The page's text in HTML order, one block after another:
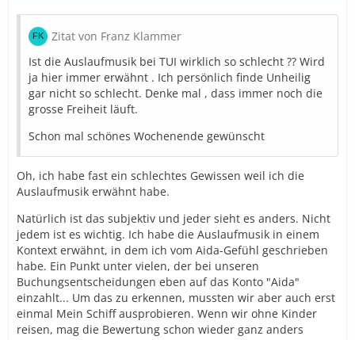
Zitat von Franz Klammer
Ist die Auslaufmusik bei TUI wirklich so schlecht ?? Wird
ja hier immer erwähnt . Ich persönlich finde Unheilig
gar nicht so schlecht. Denke mal , dass immer noch die
grosse Freiheit läuft.
Schon mal schönes Wochenende gewünscht
Oh, ich habe fast ein schlechtes Gewissen weil ich die
Auslaufmusik erwähnt habe.
Natürlich ist das subjektiv und jeder sieht es anders. Nicht
jedem ist es wichtig. Ich habe die Auslaufmusik in einem
Kontext erwähnt, in dem ich vom Aida-Gefühl geschrieben
habe. Ein Punkt unter vielen, der bei unseren
Buchungsentscheidungen eben auf das Konto "Aida"
einzahlt... Um das zu erkennen, mussten wir aber auch erst
einmal Mein Schiff ausprobieren. Wenn wir ohne Kinder
reisen, mag die Bewertung schon wieder ganz anders